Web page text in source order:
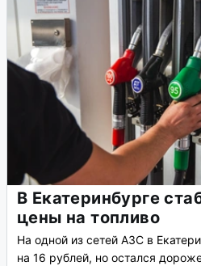
В Екатеринбурге
цены на топливо
На одной из сетей АЗС в
на 16 рублей, но остался